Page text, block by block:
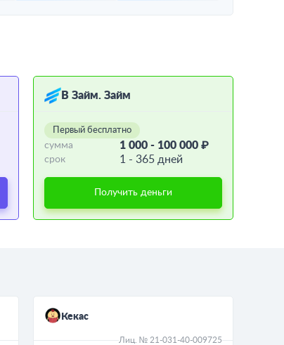
В Займ. Займ
Первый бесплатно
сумма 1 000 - 100 000 ₽
срок 1 - 365 дней
Получить деньги
Кекас
Лиц. № 21-031-40-009725